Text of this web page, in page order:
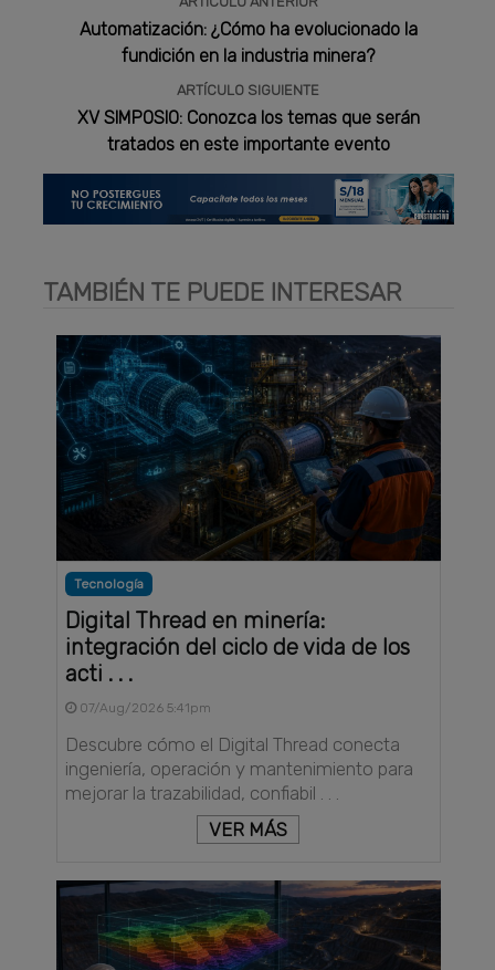
Automatización: ¿Cómo ha evolucionado la
fundición en la industria minera?
ARTÍCULO SIGUIENTE
XV SIMPOSIO: Conozca los temas que serán
tratados en este importante evento
TAMBIÉN TE PUEDE INTERESAR
Tecnología
Digital Thread en minería:
integración del ciclo de vida de los
acti . . .
07/Aug/2026 5:41pm
Descubre cómo el Digital Thread conecta
ingeniería, operación y mantenimiento para
mejorar la trazabilidad, confiabil . . .
VER MÁS